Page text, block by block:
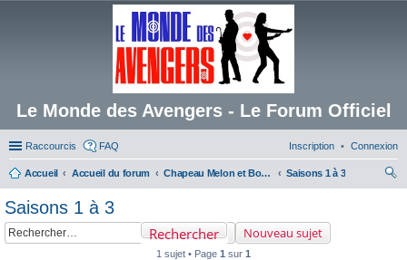
Le Monde des Avengers - Le Forum Officiel
Raccourcis FAQ Connexion
Inscription
Accueil Accueil du forum Chapeau Melon et Bottes de Cuir
Saisons 1 à 3
Saisons 1 à 3
Nouveau sujet
Rechercher
1 sujet • Page 1 sur 1